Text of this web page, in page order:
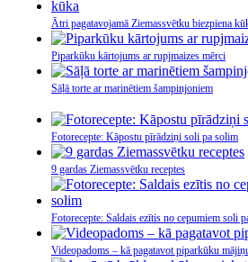
Ātri pagatavojamā Ziemassvētku biezpiena
Piparkūku kārtojums ar rupjmaizes mērci
Sāļā torte ar marinētiem šampinjoniem
Fotorecepte: Kāpostu pīrādziņi soli pa solim
9 gardas Ziemassvētku receptes
Fotorecepte: Saldais ezītis no cepumiem soli
Videopadoms – kā pagatavot piparkūku